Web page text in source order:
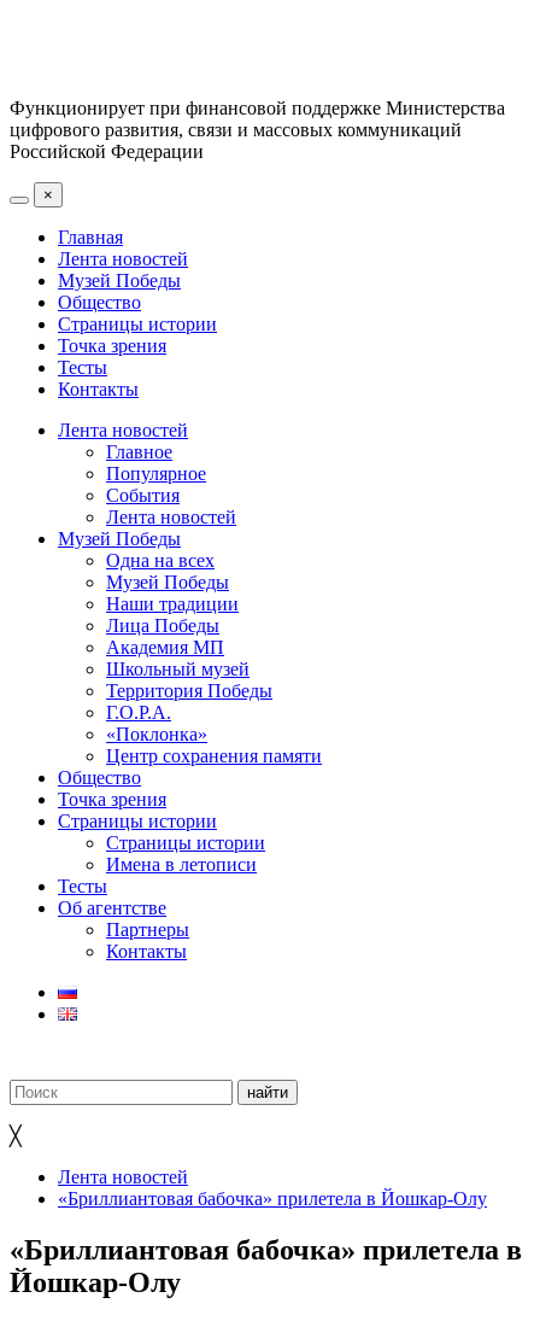
Функционирует при финансовой поддержке Министерства
цифрового развития, связи и массовых коммуникаций
Российской Федерации
×
Главная
Лента новостей
Музей Победы
Общество
Страницы истории
Точка зрения
Тесты
Контакты
Лента новостей
Главное
Популярное
События
Лента новостей
Музей Победы
Одна на всех
Музей Победы
Наши традиции
Лица Победы
Академия МП
Школьный музей
Территория Победы
Г.О.Р.А.
«Поклонка»
Центр сохранения памяти
Общество
Точка зрения
Страницы истории
Страницы истории
Имена в летописи
Тесты
Об агентстве
Партнеры
Контакты
╳
Лента новостей
«Бриллиантовая бабочка» прилетела в Йошкар-Олу
«Бриллиантовая бабочка» прилетела в
Йошкар-Олу